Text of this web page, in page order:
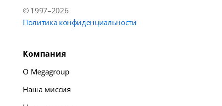
© 1997–2026
Политика конфиденциальности
Компания
О Megagroup
Наша миссия